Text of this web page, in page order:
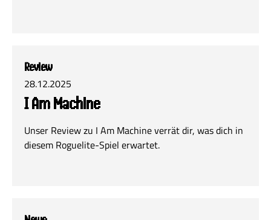
Review
28.12.2025
I Am Machine
Unser Review zu I Am Machine verrät dir, was dich in
diesem Roguelite-Spiel erwartet.